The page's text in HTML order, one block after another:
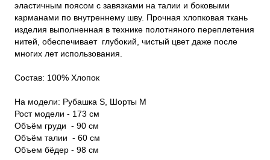
эластичным поясом с завязками на талии и боковыми
карманами по внутреннему шву. Прочная хлопковая ткань
изделия выполненная в технике полотняного переплетения
нитей, обеспечивает  глубокий, чистый цвет даже после
многих лет использования.
Состав: 100% Хлопок
На модели: Рубашка S, Шорты M
Рост модели - 173 см
Объём груди  - 90 см
Объём талии  - 60 см
Объем бёдер - 98 см